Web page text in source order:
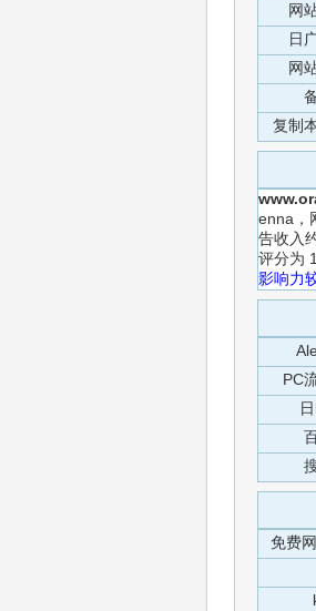
网
日
网
复制
enna，
告收入
评分为
影响力
PC
免费